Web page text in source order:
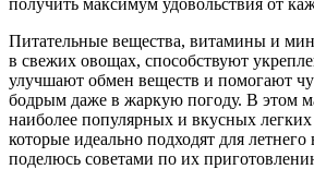
Питательные вещества, витамины и
в свежих овощах, способствуют
улучшают обмен веществ и помогают
бодрым даже в жаркую погоду. В этом
наиболее популярных и вкусных
которые идеально подходят для
поделюсь советами по их